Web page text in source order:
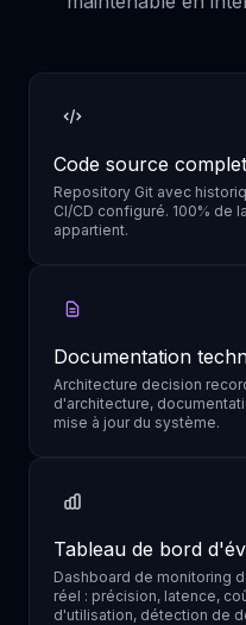
Code source complet
Repository Git avec
CI/CD configuré. 100% de
appartient.
Documentation
Architecture decision
d'architecture,
mise à jour du système.
Tableau de bord
Dashboard de monitoring
réel : précision, latence,
d'utilisation, détection de